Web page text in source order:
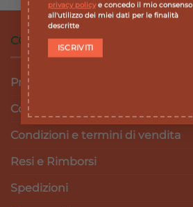
privacy policye concedo il mio consenso
all'utilizzo dei miei dati per le finalità
descritte
CONDIZIONI DI VENDITA
Privacy Policy
Cookie Policy
Condizioni e termini di vendita
Resi e Rimborsi
Spedizioni